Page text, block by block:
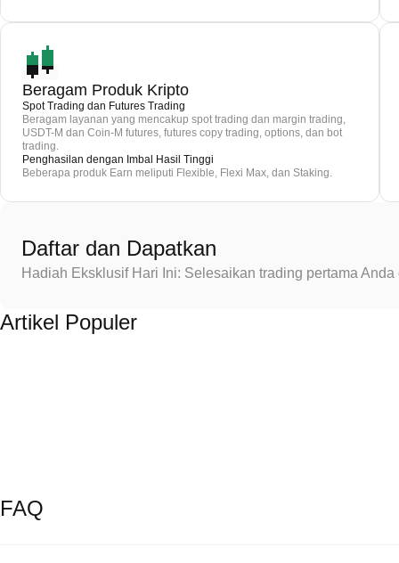
Beragam Produk Kripto
Spot Trading dan Futures Trading
Beragam layanan yang mencakup spot trading dan margin trading,
USDT-M dan Coin-M futures, futures copy trading, options, dan bot
trading.
Penghasilan dengan Imbal Hasil Tinggi
Beberapa produk Earn meliputi Flexible, Flexi Max, dan Staking.
Daftar dan Dapatkan
Hadiah Eksklusif Hari Ini: Selesaikan trading pertama
Artikel Populer
FAQ